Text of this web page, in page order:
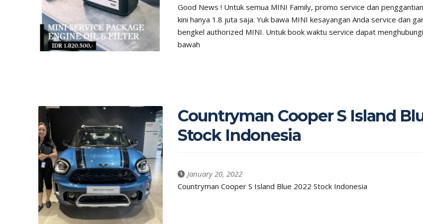
Good News ! Untuk semua MINI Family, promo service dan
kini hanya 1.8 juta saja. Yuk bawa MINI kesayangan Anda service dan
bengkel authorized MINI. Untuk book waktu service dapat
bawah
Countryman Cooper S Island
Stock Indonesia
January 20, 2022
Countryman Cooper S Island Blue 2022 Stock Indonesia